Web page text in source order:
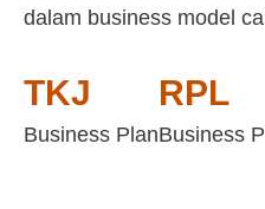
dalam business model
TKJ
Business Plan
RPL
Business